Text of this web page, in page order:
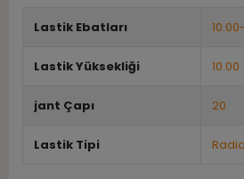
Lastik Ebatları
Lastik Yüksekliği 10.00
jant Çapı 20
Lastik Tipi